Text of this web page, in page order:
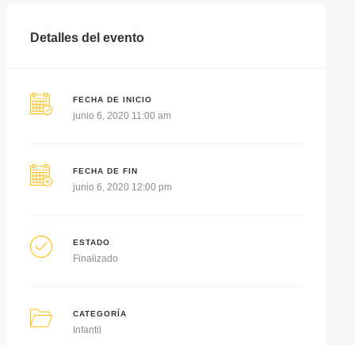
Detalles del evento
FECHA DE INICIO
junio 6, 2020 11:00 am
FECHA DE FIN
junio 6, 2020 12:00 pm
ESTADO
Finalizado
CATEGORÍA
Infantil